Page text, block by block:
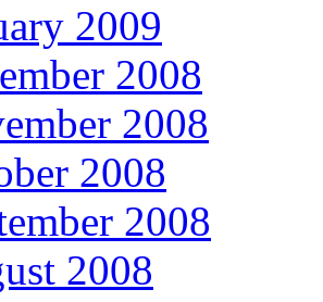
2009
2008
2008
2008
2008
2008